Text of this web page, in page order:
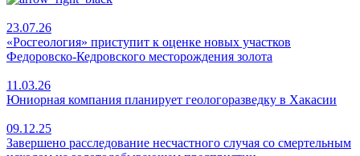
23.07.26
«Росгеология» приступит к оценке новых участков
Федоровско-Кедровского месторождения золота
11.03.26
Юниорная компания планирует геологоразведку в Хакасии
09.12.25
Завершено расследование несчастного случая со смертельным